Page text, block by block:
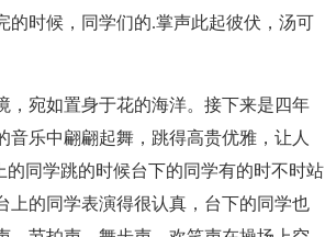
的时候，同学们的.掌声此起彼伏，汤可
，宛如置身于花的海洋。接下来是四年
乐中翩翩起舞，跳得高贵优雅，让人
同学跳的时候台下的同学有的时不时站
上的同学表演得很认真，台下的同学也